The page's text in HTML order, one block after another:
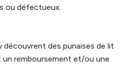
ou défectueux.
découvrent des punaises de lit
un remboursement et/ou une